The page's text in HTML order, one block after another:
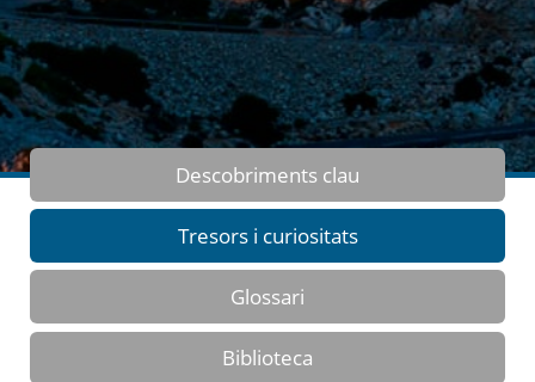
Descobriments clau
Tresors i curiositats
Glossari
Biblioteca